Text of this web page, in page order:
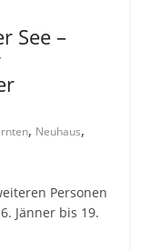
See –
, Neuhaus,
Personen
Jänner bis 19.